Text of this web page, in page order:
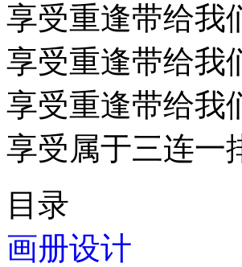
享受重逢带给我
享受重逢带给我
享受重逢带给我
享受属于三连一
目录
画册设计